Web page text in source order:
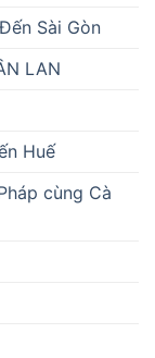
Sài Gòn
LAN
Huế
cùng Cà